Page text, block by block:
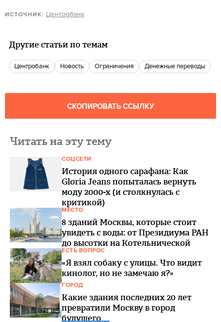
ИСТОЧНИК: Центробанк
Другие статьи по темам
Центробанк Новость Ограничения Денежные переводы
СКОПИРОВАТЬ ССЫЛКУ
Читать на эту тему
СОЦСЕТИ
История одного сарафана: Как
Gloria Jeans попыталась вернуть
моду 2000-х (и столкнулась с
критикой)
МЕСТО
8 зданий Москвы, которые стоит
увидеть с воды: от Президиума РАН
до высотки на Котельнической
ЕСТЬ ВОПРОС
«Я взял собаку с улицы. Что видит
кинолог, но не замечаю я?»
ГОРОД
Какие здания последних 20 лет
превратили Москву в город
будущего